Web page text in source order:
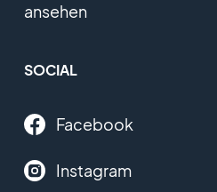
ansehen
SOCIAL
Facebook
Instagram